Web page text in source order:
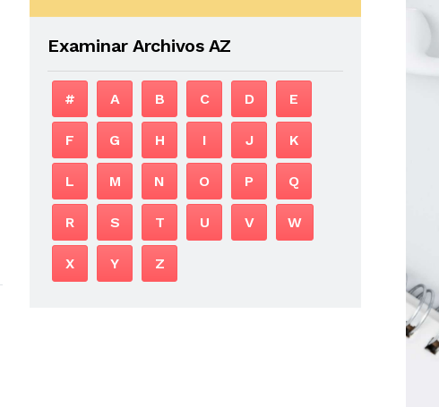
Examinar Archivos AZ
# A B C D E
F G H I J K
L M N O P Q
R S T U V W
X Y Z